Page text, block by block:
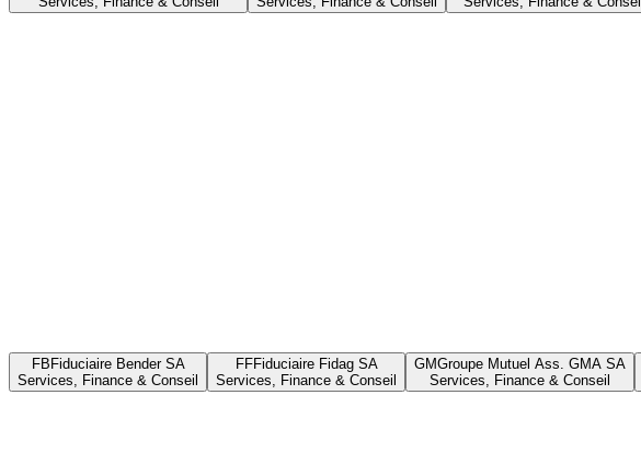
FB Fiduciaire Bender SA
Services, Finance & Conseil
FFFiduciaire Fidag SA
Services, Finance & Conseil
GMGroupe Mutuel Ass. GMA SA
Services, Finance & Conseil